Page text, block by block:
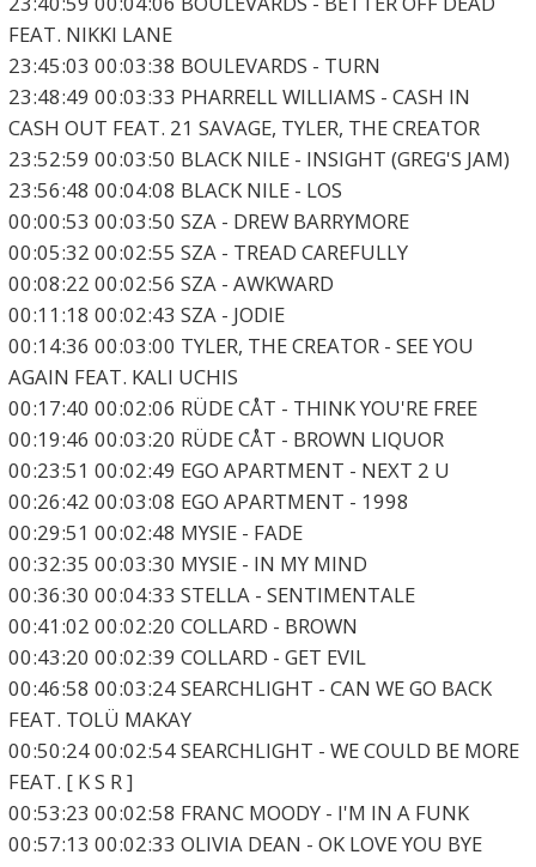
FEAT. NIKKI LANE
23:45:03 00:03:38 BOULEVARDS - TURN
23:48:49 00:03:33 PHARRELL WILLIAMS - CASH IN
CASH OUT FEAT. 21 SAVAGE, TYLER, THE CREATOR
23:52:59 00:03:50 BLACK NILE - INSIGHT (GREG'S JAM)
23:56:48 00:04:08 BLACK NILE - LOS
00:00:53 00:03:50 SZA - DREW BARRYMORE
00:05:32 00:02:55 SZA - TREAD CAREFULLY
00:08:22 00:02:56 SZA - AWKWARD
00:11:18 00:02:43 SZA - JODIE
00:14:36 00:03:00 TYLER, THE CREATOR - SEE YOU
AGAIN FEAT. KALI UCHIS
00:17:40 00:02:06 RÜDE CÅT - THINK YOU'RE FREE
00:19:46 00:03:20 RÜDE CÅT - BROWN LIQUOR
00:23:51 00:02:49 EGO APARTMENT - NEXT 2 U
00:26:42 00:03:08 EGO APARTMENT - 1998
00:29:51 00:02:48 MYSIE - FADE
00:32:35 00:03:30 MYSIE - IN MY MIND
00:36:30 00:04:33 STELLA - SENTIMENTALE
00:41:02 00:02:20 COLLARD - BROWN
00:43:20 00:02:39 COLLARD - GET EVIL
00:46:58 00:03:24 SEARCHLIGHT - CAN WE GO BACK
FEAT. TOLÜ MAKAY
00:50:24 00:02:54 SEARCHLIGHT - WE COULD BE MORE
FEAT. [ K S R ]
00:53:23 00:02:58 FRANC MOODY - I'M IN A FUNK
00:57:13 00:02:33 OLIVIA DEAN - OK LOVE YOU BYE